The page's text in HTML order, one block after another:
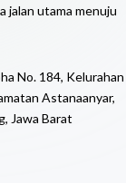
jalan utama menuju
No. 184, Kelurahan
Astanaanyar,
Jawa Barat